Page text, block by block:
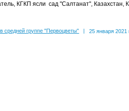
КГКП ясли сад "Салтанат", Казахстан,
средней группе "Первоцветы" | 25 января 2021